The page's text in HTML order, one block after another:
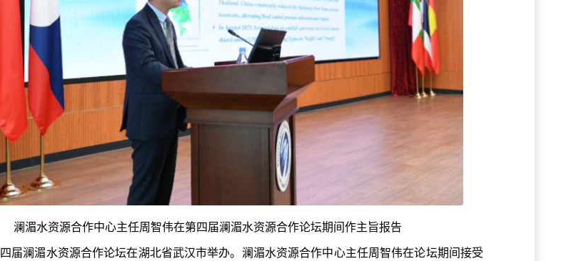
水资源合作中心主任周智伟在第四届澜湄水资源合作论坛期间作主旨报告
届澜湄水资源合作论坛在湖北省武汉市举办。澜湄水资源合作中心主任周智伟在论坛期间接受